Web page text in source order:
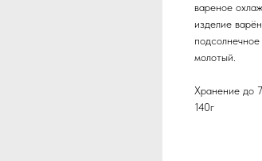
вареное
изделие
молотый.
Хранение до
140г